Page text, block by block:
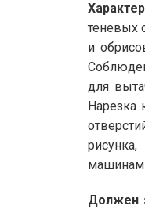
теневых
и
для
Нарезка
Должен